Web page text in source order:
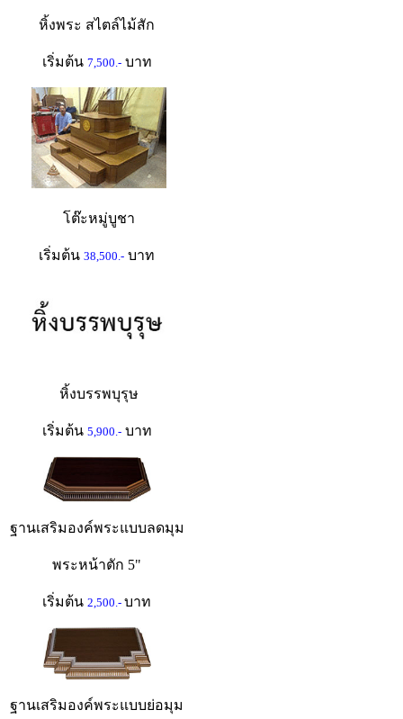
หิ้งพระ สไตล์ไม้สัก
เริ่มต้น 7,500.- บาท
โต๊ะหมู่บูชา
เริ่มต้น 38,500.- บาท
หิ้งบรรพบุรุษ
เริ่มต้น 5,900.- บาท
ฐานเสริมองค์พระแบบลดมุม
พระหน้าตัก 5"
เริ่มต้น2,500.-บาท
ฐานเสริมองค์พระแบบย่อมุม